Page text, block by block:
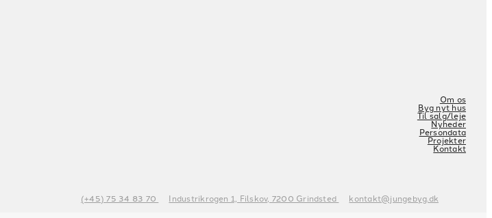
Om os
Byg nyt hus
Til salg/leje
Nyheder
Persondata
Projekter
Kontakt
(+45) 75 34 83 70 Industrikrogen 1, Filskov, 7200 Grindsted kontakt@jungebyg.dk